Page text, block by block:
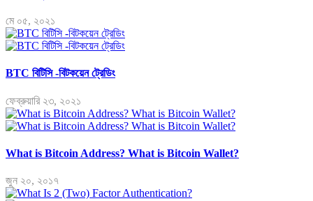
মে ০৫, ২০২১
BTC বিটিসি -বিটকয়েন ট্রেডিং
ফেব্রুয়ারি ২৩, ২০২১
What is Bitcoin Address? What is Bitcoin Wallet?
জুন ২০, ২০১৭